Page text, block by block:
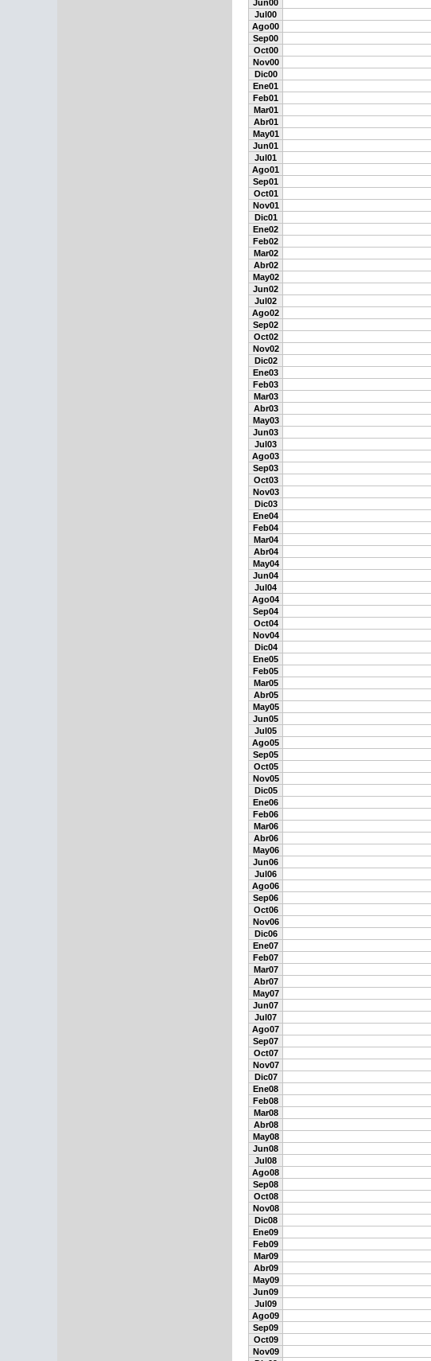
Jun00
Jul00
Ago00
Sep00
Oct00
Nov00
Dic00
Ene01
Feb01
Mar01
Abr01
May01
Jun01
Jul01
Ago01
Sep01
Oct01
Nov01
Dic01
Ene02
Feb02
Mar02
Abr02
May02
Jun02
Jul02
Ago02
Sep02
Oct02
Nov02
Dic02
Ene03
Feb03
Mar03
Abr03
May03
Jun03
Jul03
Ago03
Sep03
Oct03
Nov03
Dic03
Ene04
Feb04
Mar04
Abr04
May04
Jun04
Jul04
Ago04
Sep04
Oct04
Nov04
Dic04
Ene05
Feb05
Mar05
Abr05
May05
Jun05
Jul05
Ago05
Sep05
Oct05
Nov05
Dic05
Ene06
Feb06
Mar06
Abr06
May06
Jun06
Jul06
Ago06
Sep06
Oct06
Nov06
Dic06
Ene07
Feb07
Mar07
Abr07
May07
Jun07
Jul07
Ago07
Sep07
Oct07
Nov07
Dic07
Ene08
Feb08
Mar08
Abr08
May08
Jun08
Jul08
Ago08
Sep08
Oct08
Nov08
Dic08
Ene09
Feb09
Mar09
Abr09
May09
Jun09
Jul09
Ago09
Sep09
Oct09
Nov09